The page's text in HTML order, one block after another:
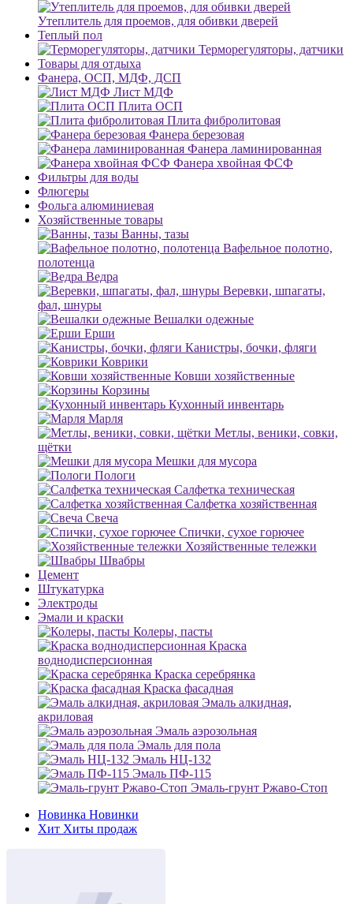
Утеплитель для проемов, для обивки дверей
Теплый пол
Терморегуляторы, датчики
Товары для отдыха
Фанера, ОСП, МДФ, ДСП
Лист МДФ
Плита ОСП
Плита фибролитовая
Фанера березовая
Фанера ламинированная
Фанера хвойная ФСФ
Фильтры для воды
Флюгеры
Фольга алюминиевая
Хозяйственные товары
Ванны, тазы
Вафельное полотно,
полотенца
Ведра
Веревки, шпагаты,
фал, шнуры
Вешалки одежные
Ерши
Канистры, бочки, фляги
Коврики
Ковши хозяйственные
Корзины
Кухонный инвентарь
Марля
Метлы, веники, совки,
щётки
Мешки для мусора
Пологи
Салфетка техническая
Салфетка хозяйственная
Свеча
Спички, сухое горючее
Хозяйственные тележки
Швабры
Цемент
Штукатурка
Электроды
Эмали и краски
Колеры, пасты
Краска
воднодисперсионная
Краска серебрянка
Краска фасадная
Эмаль алкидная,
акриловая
Эмаль аэрозольная
Эмаль для пола
Эмаль НЦ-132
Эмаль ПФ-115
Эмаль-грунт Ржаво-Стоп
Новинка Новинки
Хит Хиты продаж